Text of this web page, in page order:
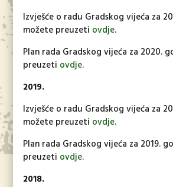
Izvješće o radu Gradskog vijeća za
možete preuzeti ovdje.
Plan rada Gradskog vijeća za 2020.
preuzeti ovdje.
2019.
Izvješće o radu Gradskog vijeća za
možete preuzeti ovdje.
Plan rada Gradskog vijeća za 2019.
preuzeti ovdje.
2018.